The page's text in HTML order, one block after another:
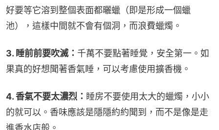
好要等它溶到整個表面都曬蠟（即是形成一個蠟
池），這樣中間就不會有個洞，而浪費蠟燭。
3. 睡前前要吹滅： 千萬不要點著睡覺，安全第一。如
果真的好想聞著香氣睡，可以考慮使用擴香機。
4. 香氣不要太濃烈： 睡房不要使用太大的蠟燭，小小
的就可以。香味應該是隱隱約約聞到，而不是像是走
進香水店般。